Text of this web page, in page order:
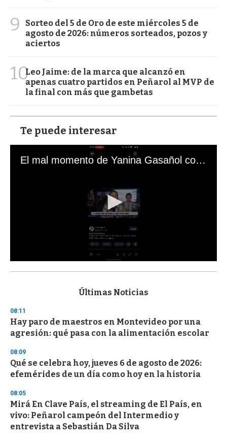
9
Sorteo del 5 de Oro de este miércoles 5 de
agosto de 2026: números sorteados, pozos y
aciertos
10Leo Jaime: de la marca que alcanzó en
apenas cuatro partidos en Peñarol al MVP de
la final con más que gambetas
Te puede interesar
El mal momento de Yanina Gasañol con un hincha argentino en "Subrayado"
s
d
s
o
f
3
s
c
n
d
Últimas Noticias
08:11
Hay paro de maestros en Montevideo por una
agresión: qué pasa con la alimentación escolar
08:09
Qué se celebra hoy, jueves 6 de agosto de 2026:
efemérides de un día como hoy en la historia
08:05
Mirá En Clave País, el streaming de El País, en
vivo: Peñarol campeón del Intermedio y
entrevista a Sebastián Da Silva